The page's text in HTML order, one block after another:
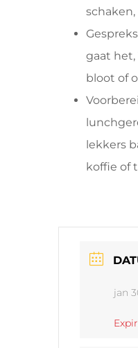
gaat het,
bloot of
lekkers
koffie of
jan